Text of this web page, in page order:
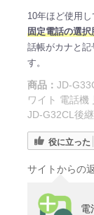
10年ほど使用
固定電話の選
話帳がカナと
す。
商品： JD-
ワイト 電話機
JD-G32CL後
役に立った
サイトからの
電